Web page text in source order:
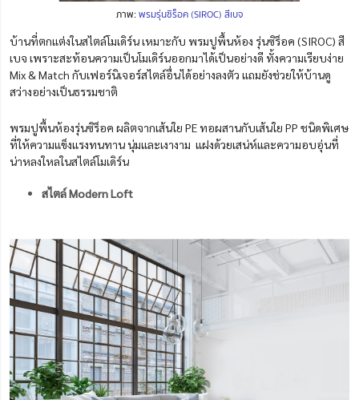
ภาพ:พรมรุ่นซิร็อค (SIROC) สีเบจ
บ้านที่ตกแต่งในสไตล์โมเดิร์น เหมาะกับ พรมปูพื้นห้อง รุ่นซิร็อค (SIROC) สี
เบจ เพราะสะท้อนความเป็นโมเดิร์นออกมาได้เป็นอย่างดี ทั้งความเรียบง่าย
Mix & Match กับเฟอร์นิเจอร์สไตล์อื่นได้อย่างลงตัว แถมยังช่วยให้บ้านดู
สว่างอย่างเป็นธรรมชาติ
พรมปูพื้นห้องรุ่นซิร็อค ผลิตจากเส้นใย PE ทอผสานกับเส้นใย PP ชนิดพิเศษ
ที่ให้ความแข็งแรงทนทาน นุ่มและเงางาม แฝงด้วยเสน่ห์และความอบอุ่นที่
น่าหลงใหลในสไตล์โมเดิร์น
สไตล์ Modern Loft